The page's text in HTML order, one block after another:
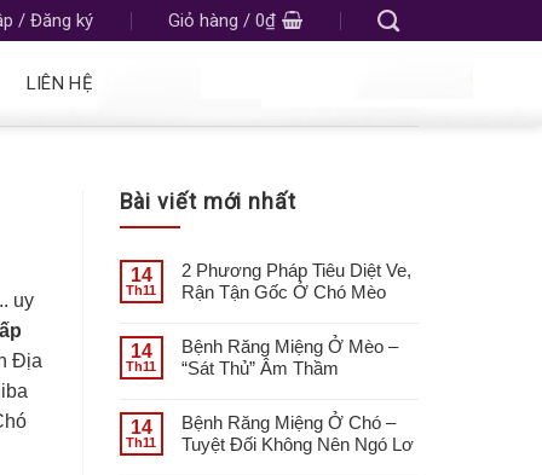
/ Đăng ký Giỏ hàng / 0₫
LIÊN HỆ
uy
Địa
Bài viết mới nhất
14
Th11
2 Phương Pháp Tiêu Diệt Ve,
Rận Tận Gốc Ở Chó Mèo
14
Th11
Bệnh Răng Miệng Ở Mèo –
“Sát Thủ” Âm Thầm
14
Th11
Bệnh Răng Miệng Ở Chó –
Tuyệt Đối Không Nên Ngó Lơ